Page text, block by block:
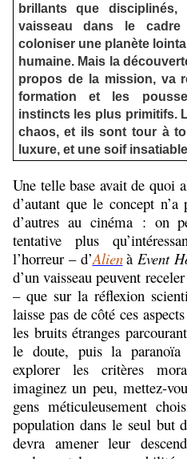
brillants que disciplinés,
vaisseau dans le cadre
coloniser une planète
humaine. Mais la
propos de la mission, va
formation et les
instincts les plus primitifs.
chaos, et ils sont tour à
luxure, et une soif
Une telle base avait de quoi
d’autant que le concept
d’autres au cinéma : on
tentative plus
l’horreur – d’Alienà Event
d’un vaisseau peuvent
– que sur la réflexion
laisse pas de côté ces
les bruits étranges
le doute, puis la paranoïa
explorer les critères
imaginez un peu, mettez-
gens méticuleusement
population dans le seul but
devra amener leur